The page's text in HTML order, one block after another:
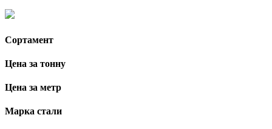
Сортамент
Цена за тонну
Цена за метр
Марка стали